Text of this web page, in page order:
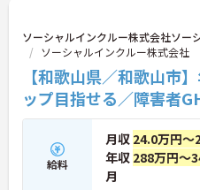
ソーシャルインクルー株式会社ソー
ソーシャルインクルー株式会社
【和歌山県／和歌山市
ップ目指せる／障害者
給料
月収 24.0万円～
年収 288万円～
月